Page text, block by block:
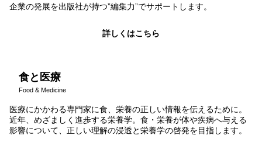
企業の発展を出版社が持つ”編集力”でサポートします。
詳しくはこちら
食と医療
Food & Medicine
医療にかかわる専門家に食、栄養の正しい情報を伝えるために。
近年、めざましく進歩する栄養学。食・栄養が体や疾病へ与える
影響について、正しい理解の浸透と栄養学の啓発を目指します。